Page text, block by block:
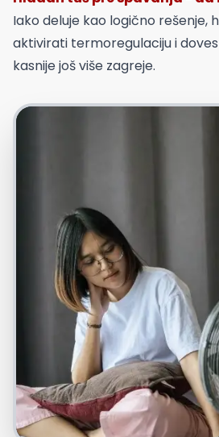
Iako deluje kao logično rešenje,
aktivirati termoregulaciju i
kasnije još više zagreje.
Foto: Freepik.com